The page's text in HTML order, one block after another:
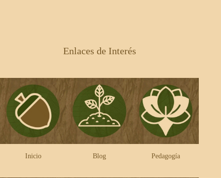
Enlaces de Interés
Inicio Blog Pedagogía